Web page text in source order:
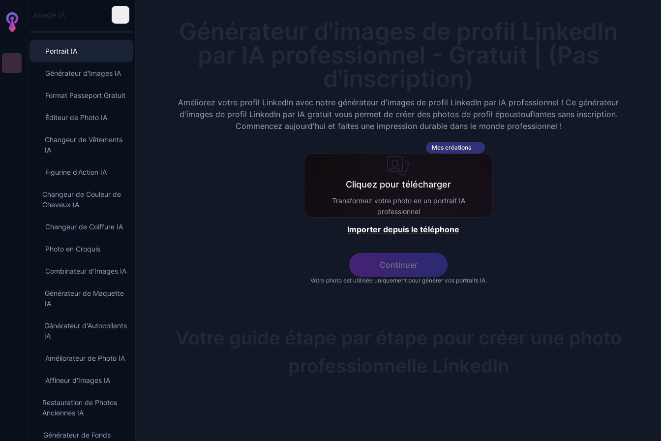
Image IA
Portrait IA
Générateur d'Images IA
Format Passeport Gratuit
Éditeur de Photo IA
Changeur de Vêtements
IA
Figurine d'Action IA
Changeur de Couleur de
Cheveux IA
Changeur de Coiffure IA
Photo en Croquis
Combinateur d'Images IA
Générateur de Maquette
IA
Générateur d'Autocollants
IA
Améliorateur de Photo IA
Affineur d'Images IA
Restauration de Photos
Anciennes IA
Générateur de Fonds
Améliorez votre profil LinkedIn avec notre générateur d'images de profil LinkedIn par IA professionnel ! Ce générateur
d'images de profil LinkedIn par IA gratuit vous permet de créer des photos de profil époustouflantes sans inscription.
Commencez aujourd'hui et faites une impression durable dans le monde professionnel !
Mes créations
Cliquez pour télécharger
Transformez votre photo en un portrait IA
professionnel
Importer depuis le téléphone
Continuer
Votre photo est utilisée uniquement pour générer vos portraits IA.